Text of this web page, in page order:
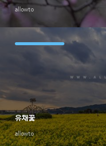
allowto
allowto
유채꽃